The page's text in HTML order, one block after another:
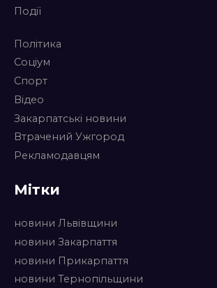
Події
Політика
Соціум
Спорт
Відео
Закарпатські новини
Втрачений Ужгород
Рекламодавцям
Мітки
новини Львівщини
новини Закарпаття
новини Прикарпаття
новини Тернопільщини